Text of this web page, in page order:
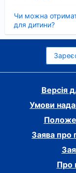
Чи можна
для дитини?
Версія
Умови
Заява про
Про